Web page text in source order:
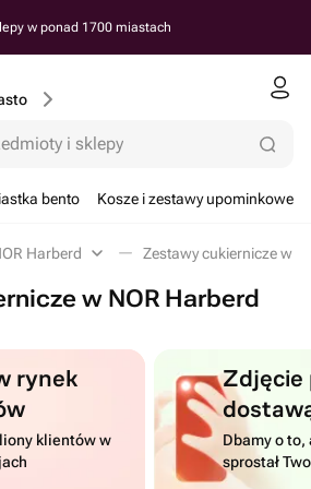
w ponad 1700 miastach
i sklepy
bento Kosze i zestawy upominkowe
Harberd Zestawy cukiernicze w
w NOR Harberd
rynek
klientów w
Dbamy o to,
sprostał